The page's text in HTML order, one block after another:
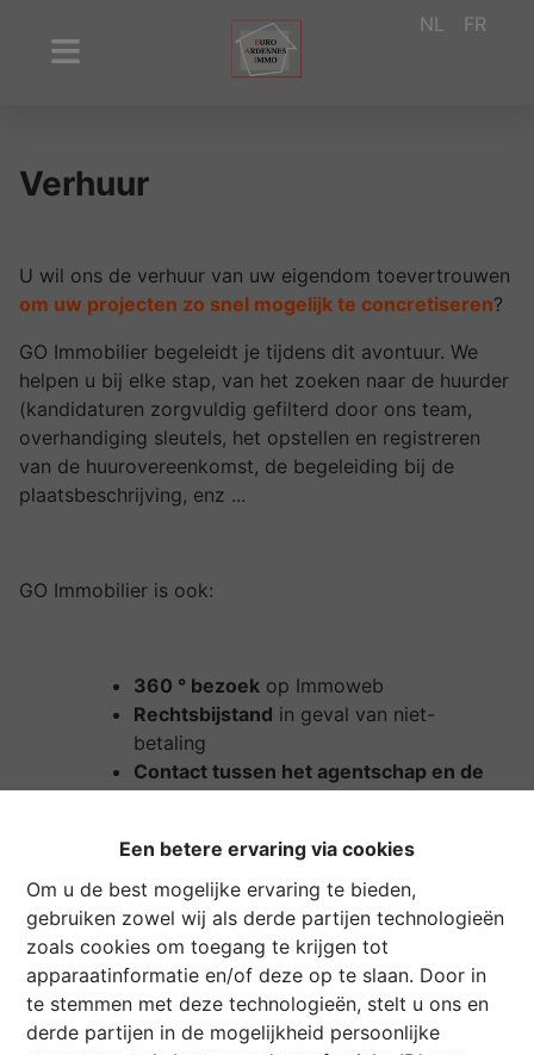
Een betere ervaring via cookies
Om u de best mogelijke ervaring te bieden,
gebruiken zowel wij als derde partijen technologieën
zoals cookies om toegang te krijgen tot
apparaatinformatie en/of deze op te slaan. Door in
te stemmen met deze technologieën, stelt u ons en
derde partijen in de mogelijkheid persoonlijke
NL FR
Verhuur
U wil ons de verhuur van uw eigendom toevertrouwen
om uw projecten zo snel mogelijk te concretiseren?
GO Immobilier begeleidt je tijdens dit avontuur. We
helpen u bij elke stap, van het zoeken naar de huurder
(kandidaturen zorgvuldig gefilterd door ons team,
overhandiging sleutels, het opstellen en registreren
van de huurovereenkomst, de begeleiding bij de
plaatsbeschrijving, enz ...
GO Immobilier is ook:
360 ° bezoek op Immoweb
Rechtsbijstand in geval van niet-
betaling
Contact tussen het agentschap en de
Gratis verhuur in geval van vertrek
de huurder binnen het jaar
Plaatsbeschrijvingop aanvraag
We bieden ook een aanvullende geïndividualiseerde
dienstverlening!